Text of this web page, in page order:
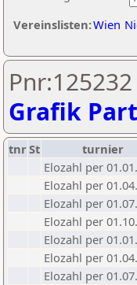
Vereinslisten:Wien
Grafik
tnrSt turnier
Elozahl per
Elozahl per
Elozahl per
Elozahl per
Elozahl per
Elozahl per
Elozahl per